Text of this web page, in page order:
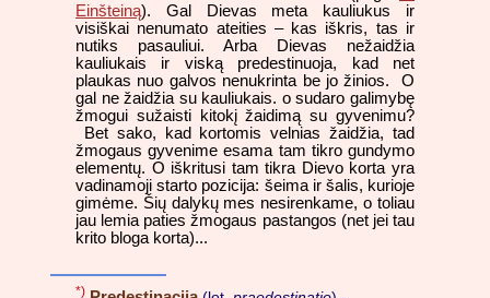
Einšteiną). Gal Dievas meta kauliukus ir
visiškai nenumato ateities – kas iškris, tas ir
nutiks pasauliui. Arba Dievas nežaidžia
kauliukais ir viską predestinuoja, kad net
plaukas nuo galvos nenukrinta be jo žinios. O
gal ne žaidžia su kauliukais. o sudaro galimybę
žmogui sužaisti kitokį žaidimą su gyvenimu?
Bet sako, kad kortomis velnias žaidžia, tad
žmogaus gyvenime esama tam tikro gundymo
elementų. O iškritusi tam tikra Dievo korta yra
vadinamoji starto pozicija: šeima ir šalis, kurioje
gimėme. Šių dalykų mes nesirenkame, o toliau
jau lemia paties žmogaus pastangos (net jei tau
krito bloga korta)...
*)